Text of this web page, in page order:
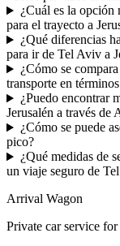
¿Cuál es la opción
para el trayecto a
¿Qué diferencias
para ir de Tel Aviv a
¿Cómo se
transporte en
¿Puedo encontrar
Jerusalén a través de
¿Cómo se puede
pico?
¿Qué medidas de
un viaje seguro de
Arrival Wagon
Private car service